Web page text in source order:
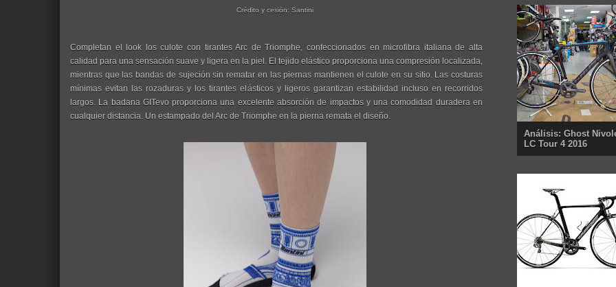
Crédito y cesión: Santini
Completan el look los culote con tirantes Arc de Triomphe, confeccionados en microfibra italiana de alta
calidad para una sensación suave y ligera en la piel. El tejido elástico proporciona una compresión localizada,
mientras que las bandas de sujeción sin rematar en las piernas mantienen el culote en su sitio. Las costuras
mínimas evitan las rozaduras y los tirantes elásticos y ligeros garantizan estabilidad incluso en recorridos
largos. La badana GITevo proporciona una excelente absorción de impactos y una comodidad duradera en
cualquier distancia. Un estampado del Arc de Triomphe en la pierna remata el diseño.
Análisis: Ghost
LC Tour 4 2016